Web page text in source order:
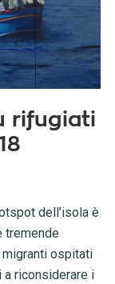
rifugiati
dell’isola è
tremende
ospitati
a riconsiderare i